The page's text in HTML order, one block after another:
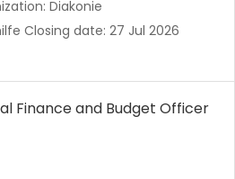
Diakonie
Closing date: 27 Jul 2026
Finance and Budget Officer